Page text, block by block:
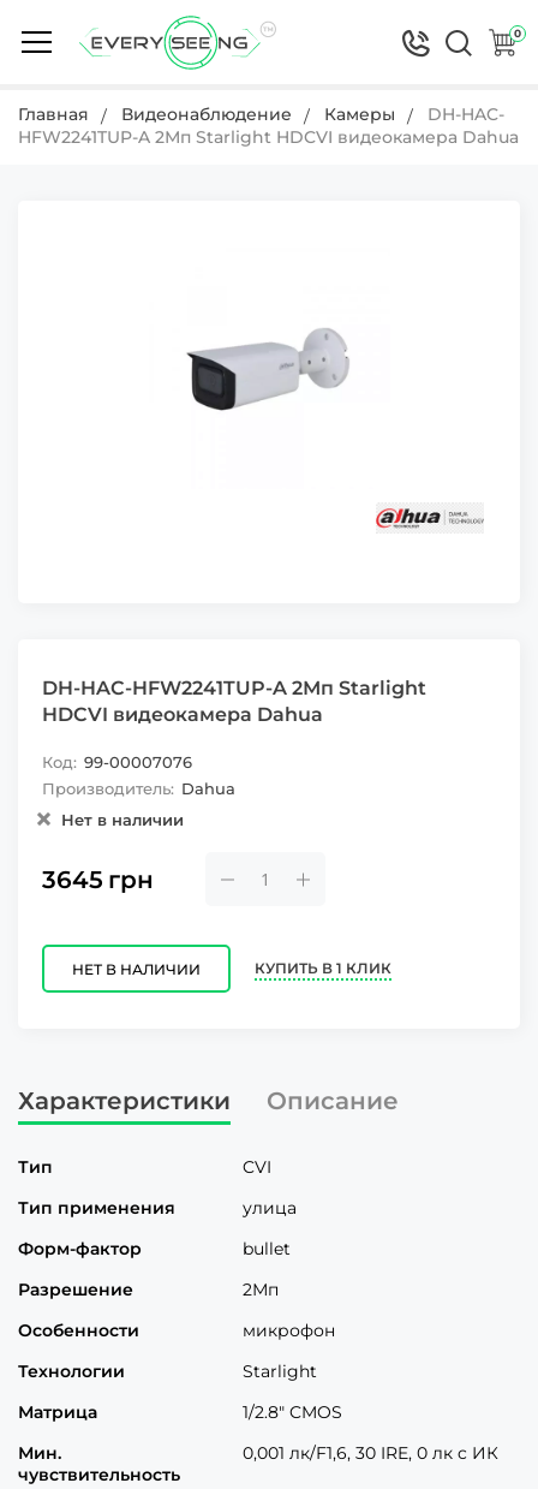
0
Главная Видеонаблюдение Камеры
DH-HAC-
HFW2241TUP-A 2Мп Starlight HDCVI видеокамера Dahuа
DH-HAC-HFW2241TUP-A 2Мп Starlight
HDCVI видеокамера Dahuа
Код: 99-00007076
Производитель: Dahua
Нет в наличии
3645 грн
НЕТ В НАЛИЧИИ КУПИТЬ В 1 КЛИК
Характеристики Описание
Тип
CVI
Тип применения
улица
Форм-фактор
bullet
Разрешение
2Мп
Особенности
микрофон
Технологии
Starlight
Матрица
1/2.8" CMOS
Мин.
чувствительность
0,001 лк/F1,6, 30 IRE, 0 лк c ИК